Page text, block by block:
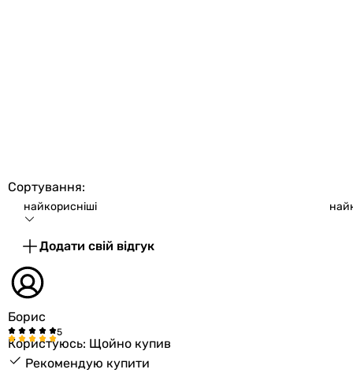
Сортування:
найкорисніші
Додати свій відгук
Борис
Користуюсь: Щойно купив
Рекомендую купити